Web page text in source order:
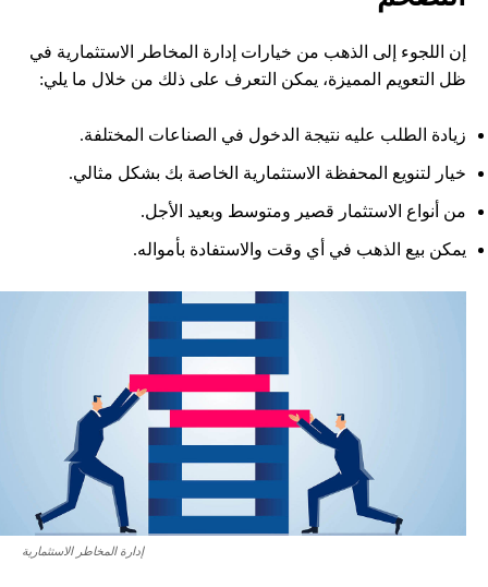
إن اللجوء إلى الذهب من خيارات إدارة المخاطر الاستثمارية في
ظل التعويم المميزة، يمكن التعرف على ذلك من خلال ما يلي:
زيادة الطلب عليه نتيجة الدخول في الصناعات المختلفة.
خيار لتنويع المحفظة الاستثمارية الخاصة بك بشكل مثالي.
من أنواع الاستثمار قصير ومتوسط وبعيد الأجل.
يمكن بيع الذهب في أي وقت والاستفادة بأمواله.
إدارة المخاطر الاستثمارية